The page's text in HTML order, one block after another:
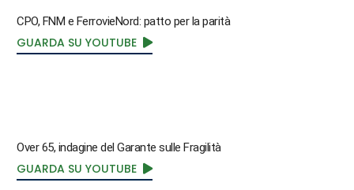
CPO, FNM e FerrovieNord: patto per la parità
GUARDA SU YOUTUBE
Over 65, indagine del Garante sulle Fragilità
GUARDA SU YOUTUBE